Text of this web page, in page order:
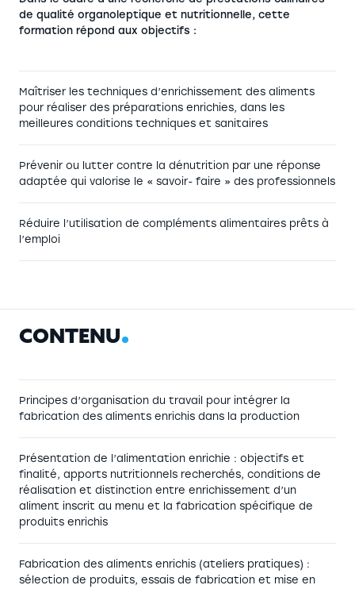
de qualité organoleptique et nutritionnelle, cette
formation répond aux objectifs :
Maîtriser les techniques d’enrichissement des aliments
pour réaliser des préparations enrichies, dans les
meilleures conditions techniques et sanitaires
Prévenir ou lutter contre la dénutrition par une réponse
adaptée qui valorise le « savoir- faire » des professionnels
Réduire l’utilisation de compléments alimentaires prêts à
l’emploi
CONTENU
Principes d’organisation du travail pour intégrer la
fabrication des aliments enrichis dans la production
Présentation de l’alimentation enrichie : objectifs et
finalité, apports nutritionnels recherchés, conditions de
réalisation et distinction entre enrichissement d’un
aliment inscrit au menu et la fabrication spécifique de
produits enrichis
Fabrication des aliments enrichis (ateliers pratiques) :
sélection de produits, essais de fabrication et mise en